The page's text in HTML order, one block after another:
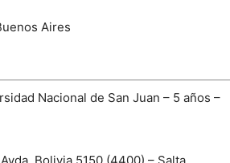
Aires
Nacional de San Juan – 5 años –
Bolivia 5150 (4400) – Salta